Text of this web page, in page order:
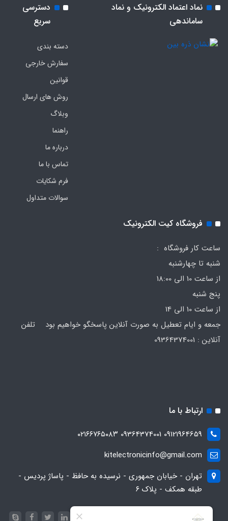
نماد اعتماد الکترونیک و نماد
ساماندهی
دسترسی
سریع
دسته بندی
سفارش خارجی
قوانین
روش های ارسال
وبلاگ
راهنما
درباره ما
تماس با ما
فرم‌ شکایات
سوالات متداول
فروشگاه کیت الکترونیک
ساعت کار فروشگاه :
شنبه تا چهارشنبه
از ساعت 10 الی 18:00
پنج شنبه
از ساعت 10 الی 14
جمعه و ایام تعطیل به صورت آنلاین پاسخگو خواهیم بود تلفن
ارتباط با ما
09121964659 09364374001 ۰۲۱۶۶۷۶۵۰۸۳
kitelectronicinfo@gmail.com
تهران - خیابان جمهوری - نرسیده به حافظ - پاساژ پردیس -
طبقه همکف - پلاک ۶